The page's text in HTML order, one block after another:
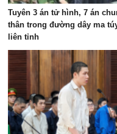
Tuyên 3 án tử hình, 7 án
thân trong đường dây ma
liên tỉnh